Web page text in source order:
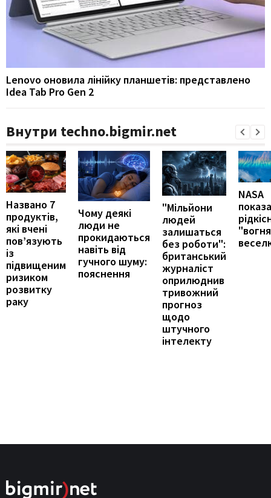
Lenovo оновила лінійку планшетів: представлено
Idea Tab Pro Gen 2
Внутри techno.bigmir.net
Названо 7
продуктів,
які вчені
пов’язують
із
підвищеним
ризиком
розвитку
раку
Чому деякі
люди не
прокидаються
навіть від
гучного шуму:
пояснення
"Мільйони
людей
залишаться
без роботи":
британський
журналіст
оприлюднив
тривожний
прогноз
щодо
штучного
інтелекту
NASA